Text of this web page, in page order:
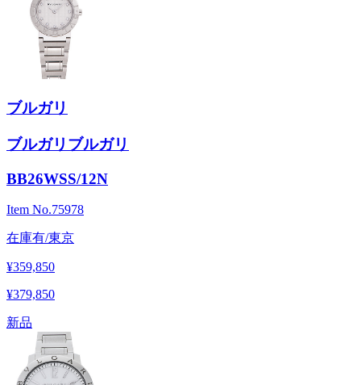
ブルガリ
ブルガリブルガリ
BB26WSS/12N
Item No.75978
在庫有/東京
¥359,850
¥379,850
新品